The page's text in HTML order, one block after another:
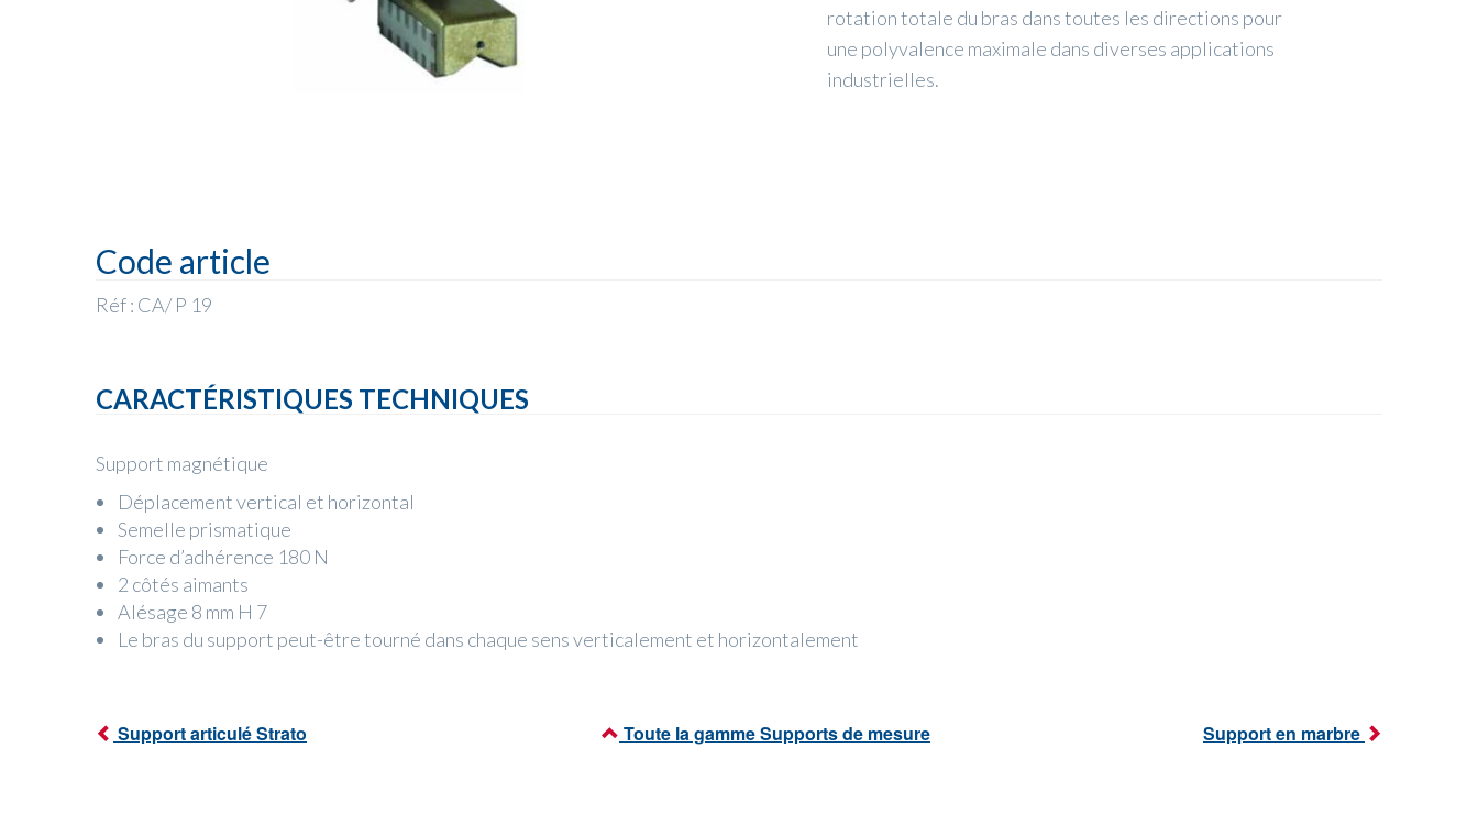
rotation totale du bras dans toutes les directions pour
une polyvalence maximale dans diverses applications
industrielles.
Code article
Réf : CA/ P 19
CARACTÉRISTIQUES TECHNIQUES
Support magnétique
Déplacement vertical et horizontal
Semelle prismatique
Force d’adhérence 180 N
2 côtés aimants
Alésage 8 mm H 7
Le bras du support peut-être tourné dans chaque sens verticalement et horizontalement
Support articulé Strato Toute la gamme Supports de mesure Support en marbre